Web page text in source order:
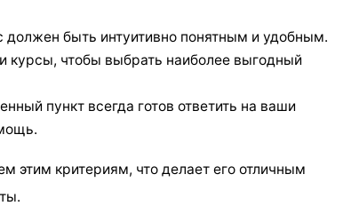
должен быть интуитивно понятным и удобным.
курсы, чтобы выбрать наиболее выгодный
пункт всегда готов ответить на ваши
этим критериям, что делает его отличным